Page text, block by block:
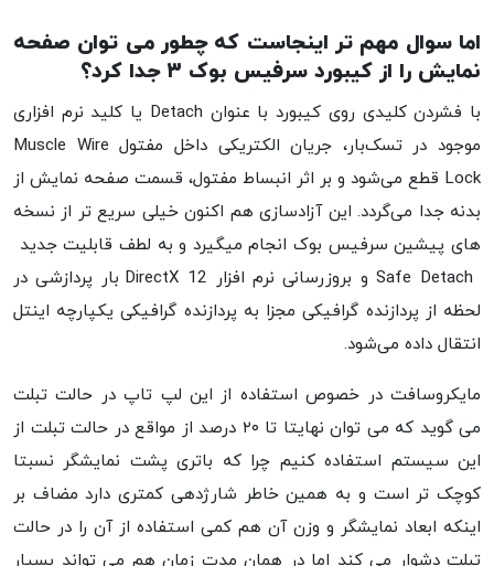
اما سوال مهم تر اینجاست که چطور می توان صفحه
نمایش را از کیبورد سرفیس بوک ۳ جدا کرد؟
با فشردن کلیدی روی کیبورد با عنوان Detach یا کلید نرم افزاری
موجود در تسک‌بار، جریان الکتریکی داخل مفتول Muscle Wire
Lock قطع می‌شود و بر اثر انبساط مفتول، قسمت صفحه نمایش از
بدنه جدا می‌گردد. این آزادسازی هم اکنون خیلی سریع تر از نسخه
های پیشین سرفیس بوک انجام میگیرد و به لطف قابلیت جدید
Safe Detach و بروزرسانی نرم افزار DirectX 12 بار پردازشی در
لحظه از پردازنده گرافیکی مجزا به پردازنده گرافیکی یکپارچه اینتل
انتقال داده می‌شود.
مایکروسافت در خصوص استفاده از این لپ تاپ در حالت تبلت
می گوید که می توان نهایتا تا ۲۰ درصد از مواقع در حالت تبلت از
این سیستم استفاده کنیم چرا که باتری پشت نمایشگر نسبتا
کوچک تر است و به همین خاطر شارژدهی کمتری دارد مضاف بر
اینکه ابعاد نمایشگر و وزن آن هم کمی استفاده از آن را در حالت
تبلت دشوار می کند اما در همان مدت زمان هم می تواند بسیار